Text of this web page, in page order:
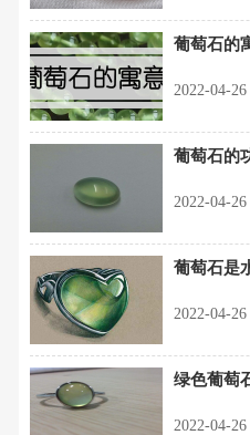
葡萄石的
2022-04-26
葡萄石的
2022-04-26
葡萄石是
2022-04-26
绿色葡萄
2022-04-26